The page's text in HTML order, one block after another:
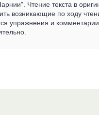
Чтение текста в
возникающие по ходу
упражнения и